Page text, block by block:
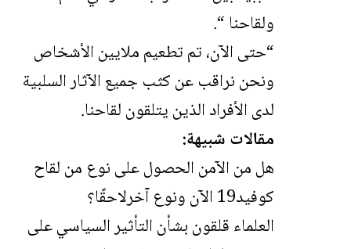
ولقاحنا “.
“حتى الآن، تم تطعيم ملايين الأشخاص
ونحن نراقب عن كثب جميع الآثار السلبية
لدى الأفراد الذين يتلقون لقاحنا.
مقالات شبيهة:
هل من الآمن الحصول على نوع من لقاح
كوفيد19 الآن ونوع آخرلاحقًا؟
العلماء قلقون بشأن التأثير السياسي على